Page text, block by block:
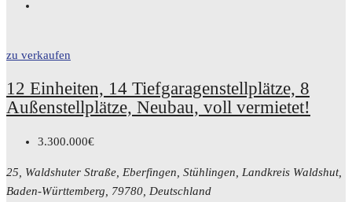
zu verkaufen
12 Einheiten, 14 Tiefgaragenstellplätze, 8
Außenstellplätze, Neubau, voll vermietet!
3.300.000€
25, Waldshuter Straße, Eberfingen, Stühlingen, Landkreis Waldshut,
Baden-Württemberg, 79780, Deutschland